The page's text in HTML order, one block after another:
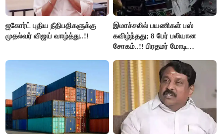
ஐகோர்ட் புதிய நீதிபதிகளுக்கு
முதல்வர் விஜய் வாழ்த்து..!!
இமாச்சலில் பயணிகள் பஸ்
கவிழ்ந்தது; 8 பேர் பலியான
சோகம்..!! பிரதமர் மோடி